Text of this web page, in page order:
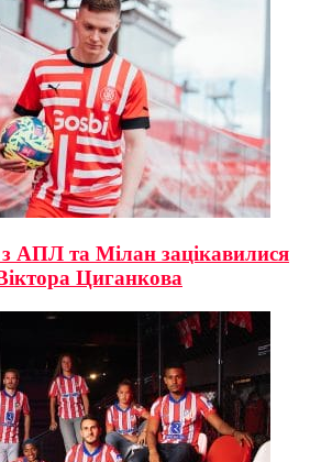
АПЛ та Мілан зацікавилися
Циганкова